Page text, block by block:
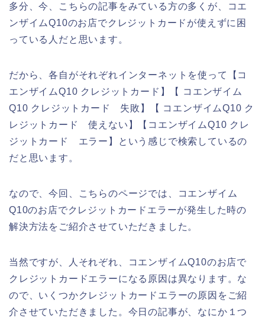
多分、今、こちらの記事をみている方の多くが、コエ
ンザイムQ10のお店でクレジットカードが使えずに困
っている人だと思います。
だから、各自がそれぞれインターネットを使って【コ
エンザイムQ10 クレジットカード】【 コエンザイム
Q10 クレジットカード 失敗】【 コエンザイムQ10 ク
レジットカード 使えない】【コエンザイムQ10 クレ
ジットカード エラー】という感じで検索しているの
だと思います。
なので、今回、こちらのページでは、コエンザイム
Q10のお店でクレジットカードエラーが発生した時の
解決方法をご紹介させていただきました。
当然ですが、人それぞれ、コエンザイムQ10のお店で
クレジットカードエラーになる原因は異なります。な
ので、いくつかクレジットカードエラーの原因をご紹
介させていただきました。今日の記事が、なにか１つ